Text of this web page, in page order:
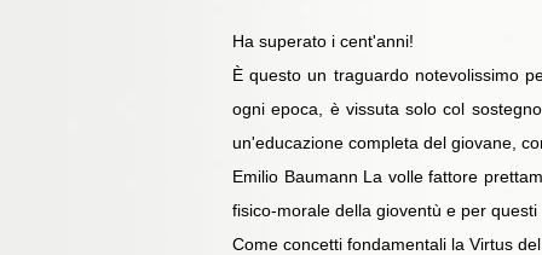
Ha superato i cent'anni!
È questo un traguardo notevolissimo
ogni epoca, è vissuta solo col
un'educazione completa del giovane,
Emilio Baumann La volle fattore
fisico-morale della gioventù e per
Come concetti fondamentali la Virtus